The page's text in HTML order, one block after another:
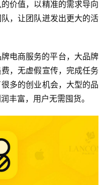
价值，以精准的需求导向
，让团队迸发出更大的活
电商服务的平台，大品牌
，无虚假宣传，完成任务
多的创业机会，大型的品
丰富，用户无需囤货。